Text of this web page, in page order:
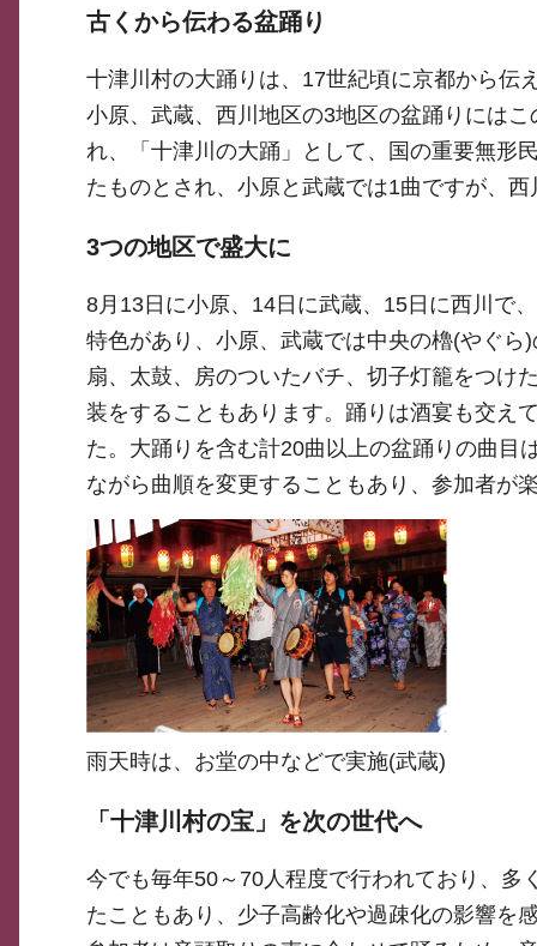
古くから伝わる盆踊り
十津川村の大踊りは、17世紀頃に京都から伝
小原、武蔵、西川地区の3地区の盆踊りには
れ、「十津川の大踊」として、国の重要無形
たものとされ、小原と武蔵では1曲ですが、
3つの地区で盛大に
8月13日に小原、14日に武蔵、15日に西川で
特色があり、小原、武蔵では中央の櫓(やぐ
扇、太鼓、房のついたバチ、切子灯籠をつけ
装をすることもあります。踊りは酒宴も交え
た。大踊りを含む計20曲以上の盆踊りの曲目
ながら曲順を変更することもあり、参加者が
雨天時は、お堂の中などで実施(武蔵)
「十津川村の宝」を次の世代へ
今でも毎年50～70人程度で行われており、
たこともあり、少子高齢化や過疎化の影響を